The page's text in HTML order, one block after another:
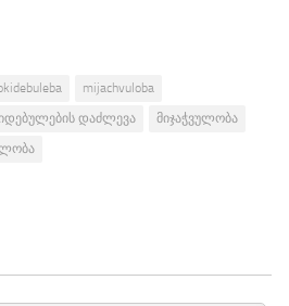
mijachvuloba
დაძლევა
მიჯაჭვულობა